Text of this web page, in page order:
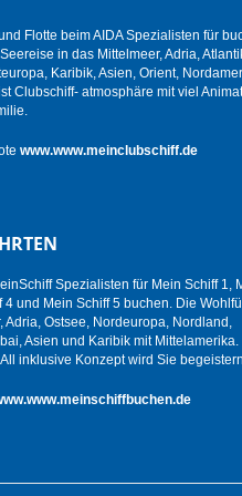
Flotte beim AIDA Spezialisten für
in das Mittelmeer, Adria,
Karibik, Asien, Orient,
Clubschiff- atmosphäre mit viel
www.www.meinclubschiff.de
Spezialisten für Mein Schiff 1,
4 und Mein Schiff 5 buchen. Die
Adria, Ostsee, Nordeuropa, Nordland,
Asien und Karibik mit Mittelamerika.
inklusive Konzept wird Sie